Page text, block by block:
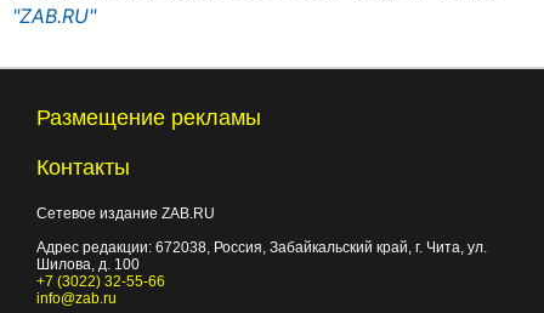
"ZAB.RU"
Размещение рекламы
Контакты
Сетевое издание ZAB.RU
Адрес редакции: 672038, Россия, Забайкальский край, г. Чита, ул.
Шилова, д. 100
+7 (3022) 32-55-66
info@zab.ru